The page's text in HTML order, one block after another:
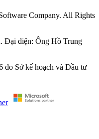
Company. All Rights
Đại diện: Ông Hồ Trung
do Sở kế hoạch và Đầu tư